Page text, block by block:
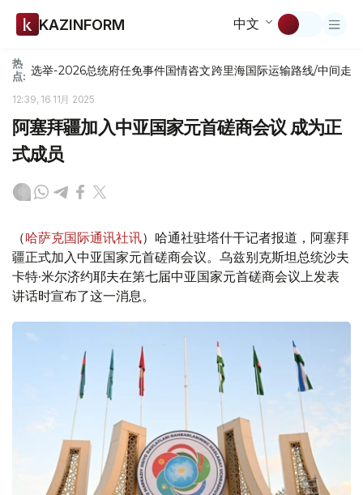
KAZINFORM 中文
热
点: 选举-2026总统府任免事件国情咨文跨里海国际运输路线/中间走廊
12:39, 16 11月 2025
阿塞拜疆加入中亚国家元首磋商会议 成为正
式成员
（哈萨克国际通讯社讯）哈通社驻塔什干记者报道，阿塞拜
疆正式加入中亚国家元首磋商会议。乌兹别克斯坦总统沙夫
卡特·米尔济约耶夫在第七届中亚国家元首磋商会议上发表
讲话时宣布了这一消息。